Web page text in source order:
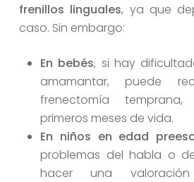
frenillos linguales, ya que
caso. Sin embargo:
En bebés, si hay
amamantar, puede
frenectomía
primeros meses de vida.
En niños en edad
problemas del habla o
hacer una